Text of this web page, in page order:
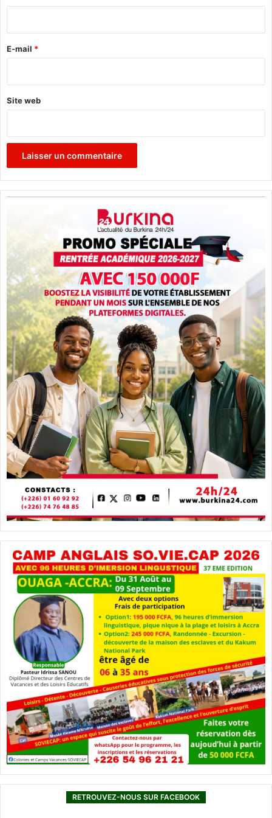
e
E-mail *
Site web
RETROUVEZ-NOUS SUR FACEBOOK